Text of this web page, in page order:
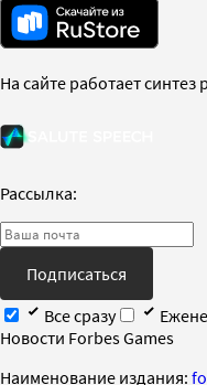
На сайте работает синтез
Рассылка:
Подписаться
Все сразу
Новости Forbes Games
Наименование издания: